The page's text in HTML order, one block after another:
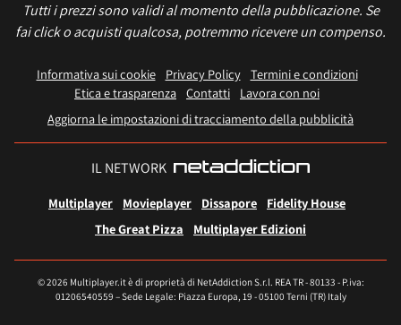
Tutti i prezzi sono validi al momento della pubblicazione. Se
fai click o acquisti qualcosa, potremmo ricevere un compenso.
Informativa sui cookie Privacy Policy
Termini e condizioni
Etica e trasparenza Contatti
Lavora con noi
Aggiorna le impostazioni di tracciamento della pubblicità
IL NETWORK
Multiplayer Movieplayer Dissapore
Fidelity House
The Great Pizza
Multiplayer Edizioni
© 2026 Multiplayer.it è di proprietà di NetAddiction S.r.l. REA TR - 80133 - P.iva:
01206540559 – Sede Legale: Piazza Europa, 19 - 05100 Terni (TR) Italy